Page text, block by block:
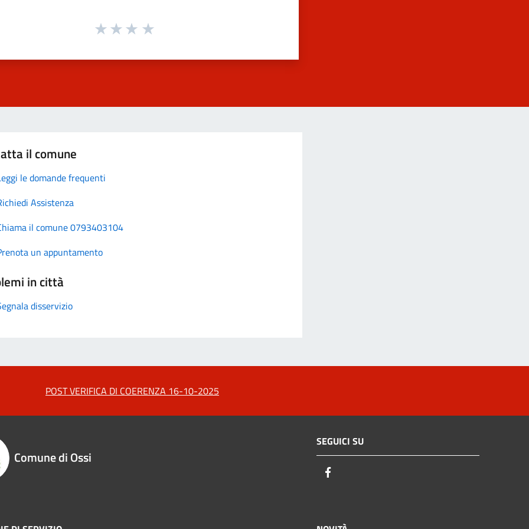
il comune
le domande frequenti
Assistenza
il comune 0793403104
un appuntamento
in città
disservizio
POST VERIFICA DI COERENZA 16-10-2025
Comune di Ossi
SEGUICI SU